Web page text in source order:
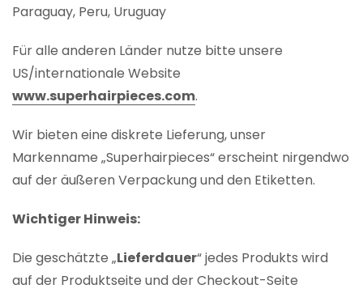
Paraguay, Peru, Uruguay
Für alle anderen Länder nutze bitte unsere
US/internationale Website
www.superhairpieces.com.
Wir bieten eine diskrete Lieferung, unser
Markenname „Superhairpieces“ erscheint nirgendwo
auf der äußeren Verpackung und den Etiketten.
Wichtiger Hinweis:
Die geschätzte „Lieferdauer“ jedes Produkts wird
auf der Produktseite und der Checkout-Seite